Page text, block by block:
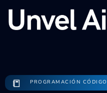
📒 PROGRAMACIÓN CÓDIGO